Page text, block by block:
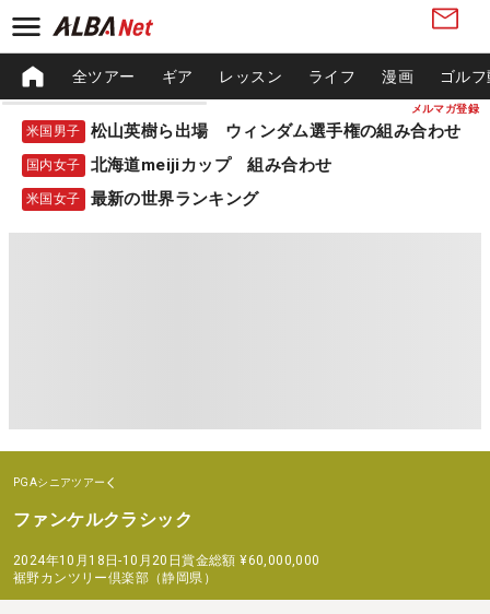
メルマガ登録
全ツアー ギア レッスン ライフ 漫画 ゴル
米国男子 松山英樹ら出場 ウィンダム選手権の組み合わせ
国内女子 北海道meijiカップ 組み合わせ
米国女子 最新の世界ランキング
PGAシニアツアー
ファンケルクラシック
2024年10月18日-10月20日賞金総額 ¥60,000,000
裾野カンツリー倶楽部（静岡県）